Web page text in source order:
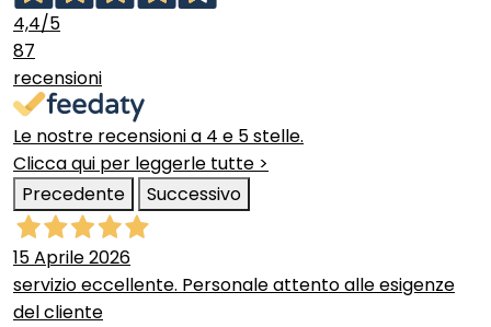
4,4/5
87
recensioni
Le nostre recensioni a 4 e 5 stelle.
Clicca qui per leggerle tutte >
Precedente
Successivo
15 Aprile 2026
servizio eccellente. Personale attento alle esigenze
del cliente